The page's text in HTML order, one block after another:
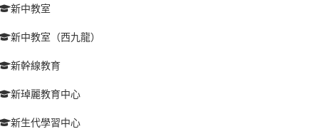
新中教室
新中教室（西九龍）
新幹線教育
新琸麗教育中心
新生代學習中心